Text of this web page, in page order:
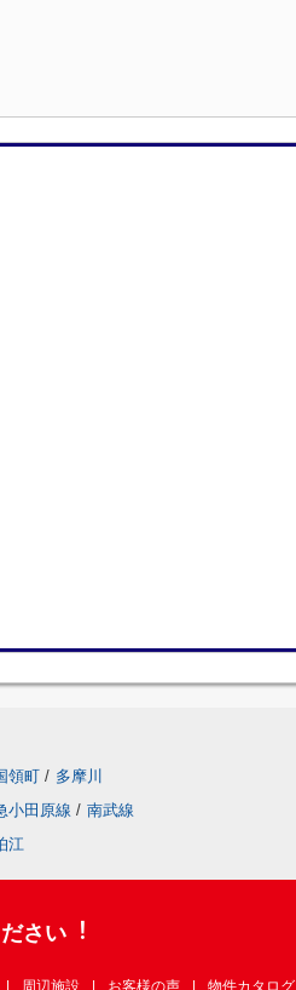
領町 / 多摩川
小田原線 / 南武線
江
さい︕
周辺施設 お客様の声 物件カタログ